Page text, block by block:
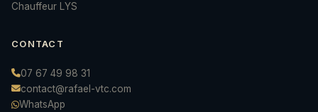
Chauffeur LYS
CONTACT
07 67 49 98 31
contact@rafael-vtc.com
WhatsApp